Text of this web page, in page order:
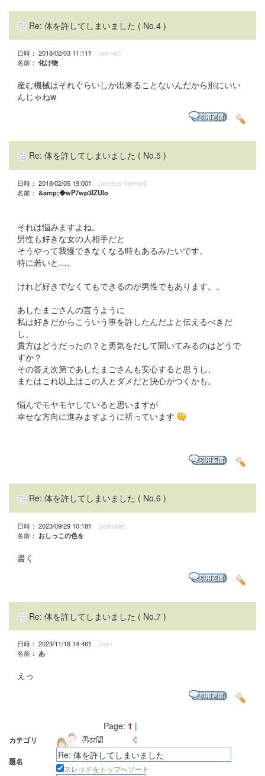
Re: 体を許してしまいました ( No.4 )
日時： 2018/02/03 11:11ﾂ (au-net)
名前： 化け物
産む機械はそれぐらいしか出来ることないんだから別にいい
んじゃねw
Re: 体を許してしまいました ( No.5 )
日時： 2018/02/05 19:00ﾂ (access-internet)
名前： &amp;◆wP7wp3IZUlo
それは悩みますよね。
男性も好きな女の人相手だと
そうやって我慢できなくなる時もあるみたいです。
特に若いと…。
けれど好きでなくてもできるのが男性でもあります。。
あしたまごさんの言うように
私は好きだからこういう事を許したんだよと伝えるべきだ
し、
貴方はどうだったの？と勇気をだして聞いてみるのはどうで
すか？
その答え次第であしたまごさんも安心すると思うし、
またはこれ以上はこの人とダメだと決心がつくかも。
悩んでモヤモヤしていると思いますが
幸せな方向に進みますように祈っています
Re: 体を許してしまいました ( No.6 )
日時： 2023/09/29 10:18ﾂ (spmode)
名前： おしっこの色を
書く
Re: 体を許してしまいました ( No.7 )
日時： 2023/11/16 14:46ﾂ (rev)
名前： あ
えっ
Page: 1 |
カテゴリ
題名
スレッドをトップへソート